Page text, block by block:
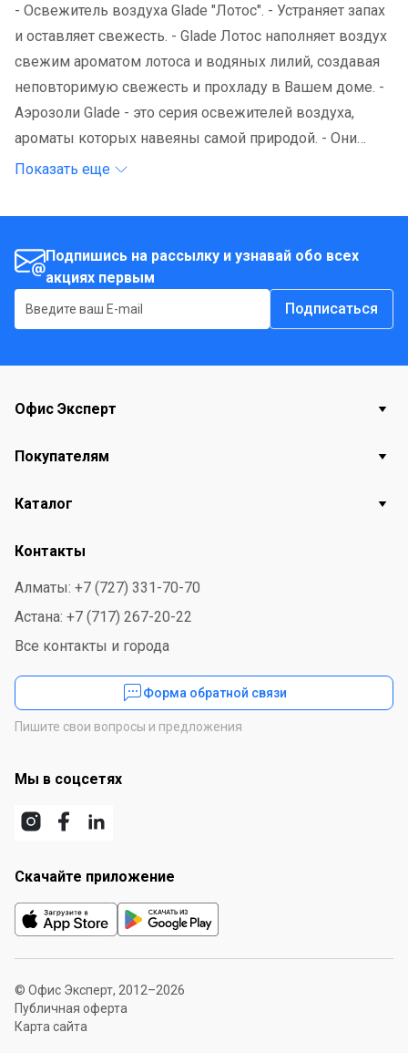
- Освежитель воздуха Glade "Лотос". - Устраняет запах
и оставляет свежесть. - Glade Лотос наполняет воздух
свежим ароматом лотоса и водяных лилий, создавая
неповторимую свежесть и прохладу в Вашем доме. -
Аэрозоли Glade - это серия освежителей воздуха,
ароматы которых навеяны самой природой. - Они
легко устраняют неприятные запахи, оставляя свой
встряхнуть баллон перед использованием. Направить
бутан/пропан/изобутан менее 15% но более 30%, н-
ПАВ 5%, фосфонаты 5%, отдушка, растворитель,
водный раствор аммиака, консервант,
Показать еще
Подпишись на рассылку и узнавай обо всех
акциях первым
Подписаться
Офис Эксперт
Покупателям
Каталог
Контакты
Алматы: +7 (727) 331-70-70
Астана: +7 (717) 267-20-22
Все контакты и города
Форма обратной связи
Пишите свои вопросы и предложения
Мы в соцсетях
Скачайте приложение
© Офис Эксперт, 2012–2026
Публичная оферта
Карта сайта